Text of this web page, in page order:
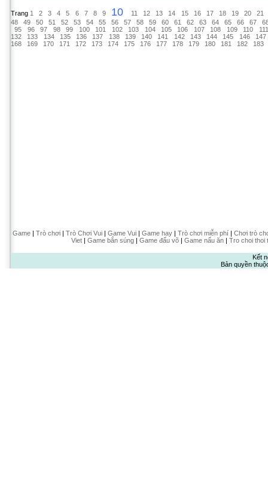
Trang 1 2 3 4 5 6 7 8 9 10 11 12 13 14 15 16 17 18 19 20
21
48
49 50 51 52 53 54 55 56 57 58 59 60 61 62 63 64 65 66 67
95
96 97 98 99 100 101 102 103 104 105 106 107 108 109 110
111
132
133 134 135 136 137 138 139 140 141 142 143 144 145 146
147
168
169 170 171 172 173 174 175 176 177 178 179 180 181 182 183
Game| Trò chơi| Trò Chơi Vui| Game Vui| Game hay| Trò chơi miễn phí| Chơi trò
Viet| Game bắn súng| Game đấu võ| Game nấu ăn| Tro choi thoi
Kết
Bản quyền